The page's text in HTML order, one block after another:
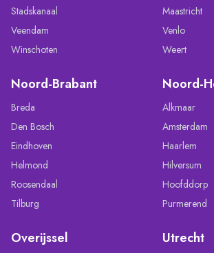
Stadskanaal
Veendam
Winschoten
Maastricht
Venlo
Weert
Noord-Brabant
Breda
Den Bosch
Eindhoven
Helmond
Roosendaal
Tilburg
Noord-
Alkmaar
Amsterdam
Haarlem
Hilversum
Hoofddorp
Purmerend
Overijssel Utrecht